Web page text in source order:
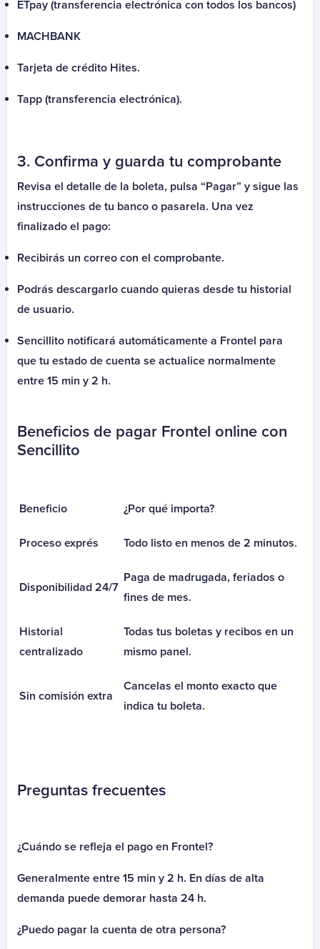
Cobranza
Llacruz
Cobros o envíos de dinero
Echange
Cooperativa
Ahorrocoop
Coopeuch
Coopeuch Crédito Hipotecario
Coopeuch Tarjeta Mastercard
Fondo Esperanza
Fondo Esperanza Rut
Oriencoop
Oriencoop Crédito
ABC DIN Tarjeta
ABC Visa Tarjeta
Banco Falabella
Banco Falabella Consolidación Deuda
Banco Falabella Crédito de Consumo
Banco Falabella Refinaciamiento
Banigualdad
Bice Hipotecaria
Bice Hipotecaria Complementario
CAE Banco Internacional
CAE Scotiabank
Caja Los Andes
CMR Falabella Tarjeta
Coopeuch
ETpay (transferencia electrónica con todos los bancos)
MACHBANK
Tarjeta de crédito Hites.
Tapp (transferencia electrónica).
3. Confirma y guarda tu comprobante
Revisa el detalle de la boleta, pulsa “Pagar” y sigue las
instrucciones de tu banco o pasarela. Una vez
finalizado el pago:
Recibirás un correo con el comprobante.
Podrás descargarlo cuando quieras desde tu historial
de usuario.
Sencillito notificará automáticamente a Frontel para
que tu estado de cuenta se actualice normalmente
entre 15 min y 2 h.
Beneficios de pagar Frontel online con
Sencillito
Beneficio ¿Por qué importa?
Proceso exprés Todo listo en menos de 2 minutos.
Disponibilidad 24/7
Paga de madrugada, feriados o
fines de mes.
Historial
centralizado
Todas tus boletas y recibos en un
mismo panel.
Sin comisión extra
Cancelas el monto exacto que
indica tu boleta.
Preguntas frecuentes
¿Cuándo se refleja el pago en Frontel?
Generalmente entre 15 min y 2 h. En días de alta
demanda puede demorar hasta 24 h.
¿Puedo pagar la cuenta de otra persona?